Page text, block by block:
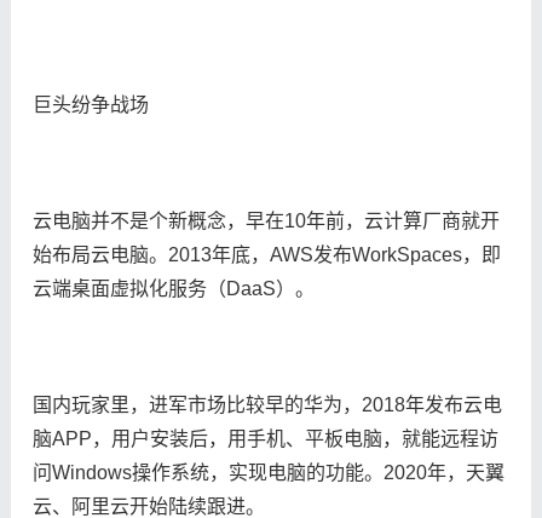
巨头纷争战场
云电脑并不是个新概念，早在10年前，云计算厂商就开
始布局云电脑。2013年底，AWS发布WorkSpaces，即
云端桌面虚拟化服务（DaaS）。
国内玩家里，进军市场比较早的华为，2018年发布云电
脑APP，用户安装后，用手机、平板电脑，就能远程访
问Windows操作系统，实现电脑的功能。2020年，天翼
云、阿里云开始陆续跟进。